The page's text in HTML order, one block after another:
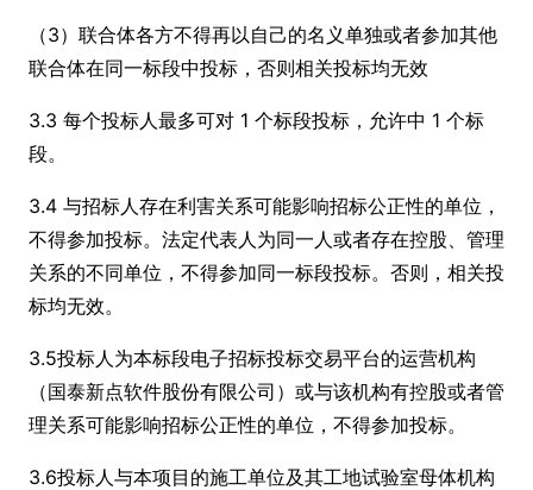
（3）联合体各方不得再以自己的名义单独或者参加其他
联合体在同一标段中投标，否则相关投标均无效
3.3 每个投标人最多可对 1 个标段投标，允许中 1 个标
段。
3.4 与招标人存在利害关系可能影响招标公正性的单位，
不得参加投标。法定代表人为同一人或者存在控股、管理
关系的不同单位，不得参加同一标段投标。否则，相关投
标均无效。
3.5投标人为本标段电子招标投标交易平台的运营机构
（国泰新点软件股份有限公司）或与该机构有控股或者管
理关系可能影响招标公正性的单位，不得参加投标。
3.6投标人与本项目的施工单位及其工地试验室母体机构